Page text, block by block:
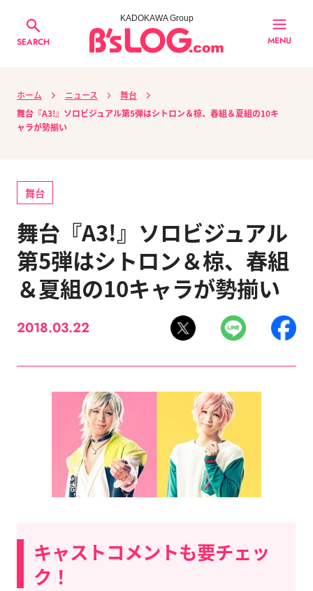
SEARCH
KADOKAWA Group
MENU
ホーム ニュース
舞台
舞台『A3!』ソロビジュアル第5弾はシトロン＆椋、春組＆夏組の10キ
ャラが勢揃い
舞台
舞台『A3!』ソロビジュアル
第5弾はシトロン＆椋、春組
＆夏組の10キャラが勢揃い
2018.03.22
キャストコメントも要チェッ
ク！